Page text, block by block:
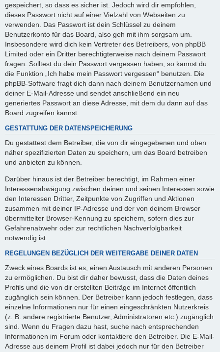
gespeichert, so dass es sicher ist. Jedoch wird dir empfohlen,
dieses Passwort nicht auf einer Vielzahl von Webseiten zu
verwenden. Das Passwort ist dein Schlüssel zu deinem
Benutzerkonto für das Board, also geh mit ihm sorgsam um.
Insbesondere wird dich kein Vertreter des Betreibers, von phpBB
Limited oder ein Dritter berechtigterweise nach deinem Passwort
fragen. Solltest du dein Passwort vergessen haben, so kannst du
die Funktion „Ich habe mein Passwort vergessen“ benutzen. Die
phpBB-Software fragt dich dann nach deinem Benutzernamen und
deiner E-Mail-Adresse und sendet anschließend ein neu
generiertes Passwort an diese Adresse, mit dem du dann auf das
Board zugreifen kannst.
GESTATTUNG DER DATENSPEICHERUNG
Du gestattest dem Betreiber, die von dir eingegebenen und oben
näher spezifizierten Daten zu speichern, um das Board betreiben
und anbieten zu können.
Darüber hinaus ist der Betreiber berechtigt, im Rahmen einer
Interessenabwägung zwischen deinen und seinen Interessen sowie
den Interessen Dritter, Zeitpunkte von Zugriffen und Aktionen
zusammen mit deiner IP-Adresse und der von deinem Browser
übermittelter Browser-Kennung zu speichern, sofern dies zur
Gefahrenabwehr oder zur rechtlichen Nachverfolgbarkeit
notwendig ist.
REGELUNGEN BEZÜGLICH DER WEITERGABE DEINER DATEN
Zweck eines Boards ist es, einen Austausch mit anderen Personen
zu ermöglichen. Du bist dir daher bewusst, dass die Daten deines
Profils und die von dir erstellten Beiträge im Internet öffentlich
zugänglich sein können. Der Betreiber kann jedoch festlegen, dass
einzelne Informationen nur für einen eingeschränkten Nutzerkreis
(z. B. andere registrierte Benutzer, Administratoren etc.) zugänglich
sind. Wenn du Fragen dazu hast, suche nach entsprechenden
Informationen im Forum oder kontaktiere den Betreiber. Die E-Mail-
Adresse aus deinem Profil ist dabei jedoch nur für den Betreiber